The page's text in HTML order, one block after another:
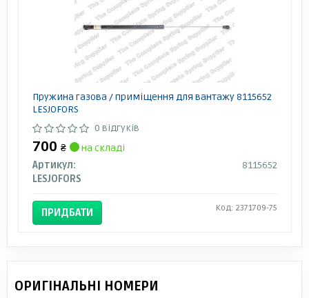
Пружина газова / приміщення для вантажу 8115652
LESJOFORS
0 відгуків
700 ₴
на складі
Артикул:
8115652
LESJOFORS
ПРИДБАТИ Код: 2371709-75
ОРИГІНАЛЬНІ НОМЕРИ